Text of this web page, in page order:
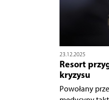
23.12.2025
Resort
kryzysu
Powołany